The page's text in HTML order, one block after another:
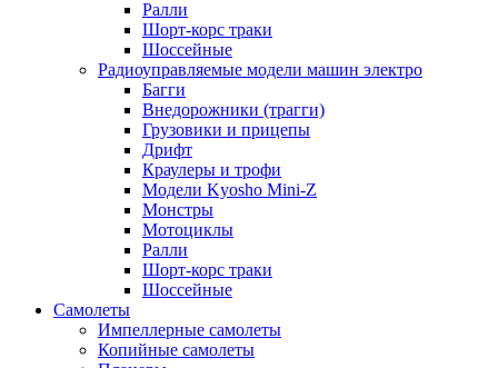
Ралли
Шорт-корс траки
Шоссейные
Радиоуправляемые модели машин электро
Багги
Внедорожники (трагги)
Грузовики и прицепы
Дрифт
Краулеры и трофи
Модели Kyosho Mini-Z
Монстры
Мотоциклы
Ралли
Шорт-корс траки
Шоссейные
Самолеты
Импеллерные самолеты
Копийные самолеты